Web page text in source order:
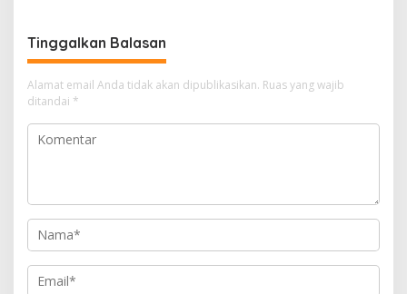
Tinggalkan Balasan
Alamat email Anda tidak akan dipublikasikan. Ruas yang wajib
ditandai *